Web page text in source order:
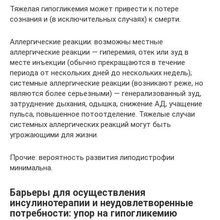
Тяжелая гипогликемия может привести к потере
сознания и (в исключительных случаях) к смерти.
Аллергические реакции: возможны местные
аллергические реакции — гиперемия, отек или зуд в
месте инъекции (обычно прекращаются в течение
периода от нескольких дней до нескольких недель);
системные аллергические реакции (возникают реже, но
являются более серьезными) — генерализованный зуд,
затруднение дыхания, одышка, снижение АД, учащение
пульса, повышенное потоотделение. Тяжелые случаи
системных аллергических реакций могут быть
угрожающими для жизни.
Прочие: вероятность развития липодистрофии
минимальна.
Барьеры для осуществления
инсулинотерапии и неудовлетворенные
потребности: упор на гипогликемию